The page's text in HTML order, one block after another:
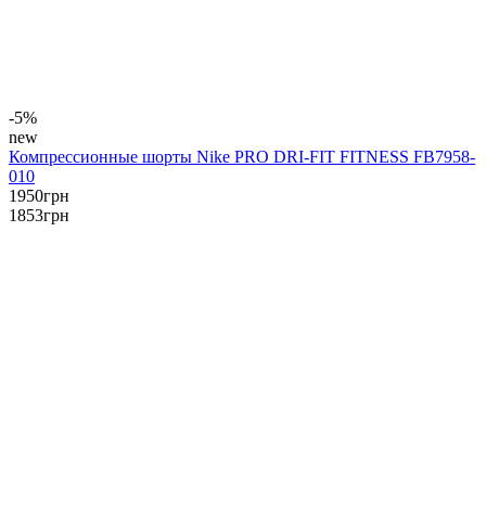
-5%
new
Компрессионные шорты Nike PRO DRI-FIT FITNESS FB7958-
010
1950грн
1853грн